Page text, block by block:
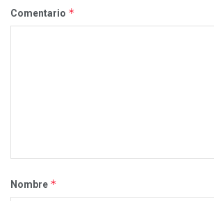
Comentario *
Nombre *